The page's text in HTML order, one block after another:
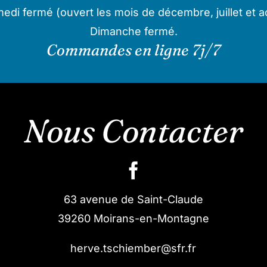
fermé (ouvert les mois de décembre, juillet et
Dimanche fermé.
Commandes en ligne 7j/7
Nous Contacter
63 avenue de Saint-Claude
39260 Moirans-en-Montagne
herve.tschiember@sfr.fr